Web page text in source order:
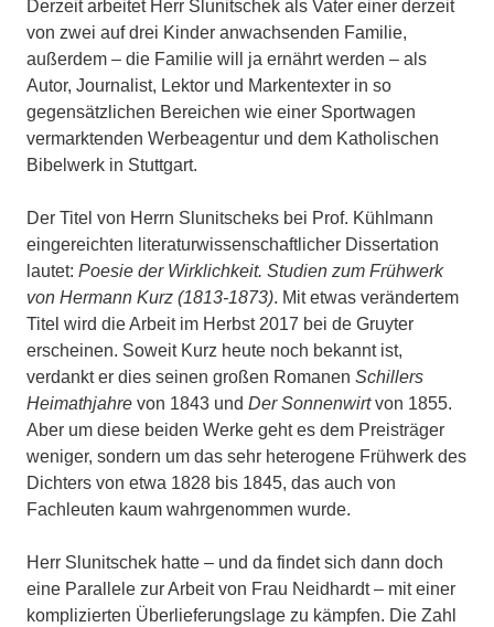
Derzeit arbeitet Herr Slunitschek als Vater einer derzeit
von zwei auf drei Kinder anwachsenden Familie,
außerdem – die Familie will ja ernährt werden – als
Autor, Journalist, Lektor und Markentexter in so
gegensätzlichen Bereichen wie einer Sportwagen
vermarktenden Werbeagentur und dem Katholischen
Bibelwerk in Stuttgart.
Der Titel von Herrn Slunitscheks bei Prof. Kühlmann
eingereichten literaturwissenschaftlicher Dissertation
lautet: Poesie der Wirklichkeit. Studien zum Frühwerk
von Hermann Kurz (1813-1873). Mit etwas verändertem
Titel wird die Arbeit im Herbst 2017 bei de Gruyter
erscheinen. Soweit Kurz heute noch bekannt ist,
verdankt er dies seinen großen Romanen Schillers
Heimathjahre von 1843 und Der Sonnenwirtvon 1855.
Aber um diese beiden Werke geht es dem Preisträger
weniger, sondern um das sehr heterogene Frühwerk des
Dichters von etwa 1828 bis 1845, das auch von
Fachleuten kaum wahrgenommen wurde.
Herr Slunitschek hatte – und da findet sich dann doch
eine Parallele zur Arbeit von Frau Neidhardt – mit einer
komplizierten Überlieferungslage zu kämpfen. Die Zahl